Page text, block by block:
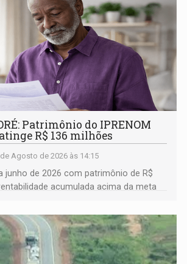
Patrimônio do IPRENOM
R$ 136 milhões
Agosto de 2026 às 14:15
junho de 2026 com patrimônio de R$
acumulada acima da meta